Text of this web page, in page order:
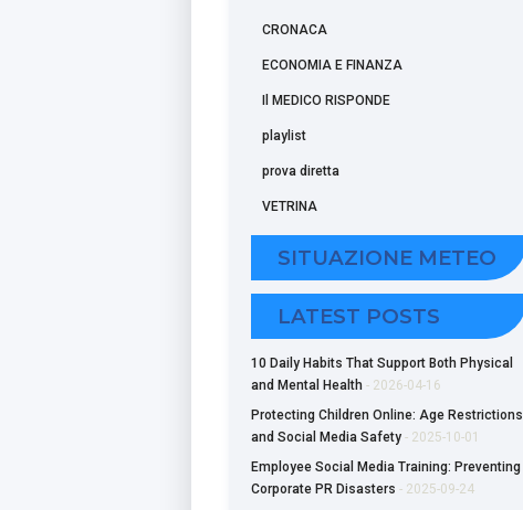
CRONACA
ECONOMIA E FINANZA
Il MEDICO RISPONDE
playlist
prova diretta
VETRINA
SITUAZIONE METEO
LATEST POSTS
10 Daily Habits That Support Both Physical
and Mental Health - 2026-04-16
Protecting Children Online: Age Restrictions
and Social Media Safety - 2025-10-01
Employee Social Media Training: Preventing
Corporate PR Disasters - 2025-09-24